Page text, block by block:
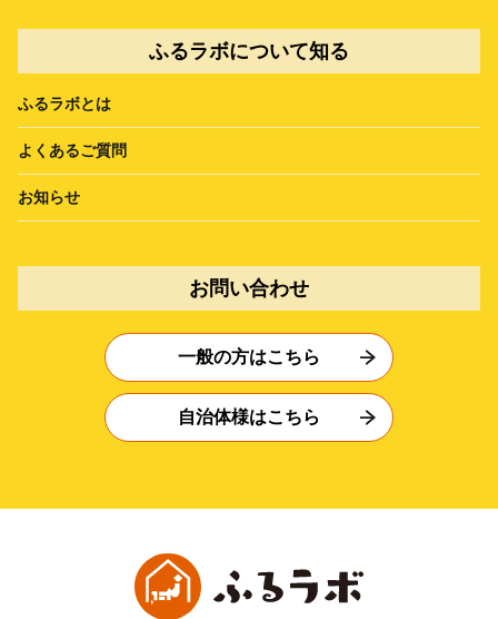
ふるラボについて知る
ふるラボとは
よくあるご質問
お知らせ
お問い合わせ
一般の方はこちら
自治体様はこちら